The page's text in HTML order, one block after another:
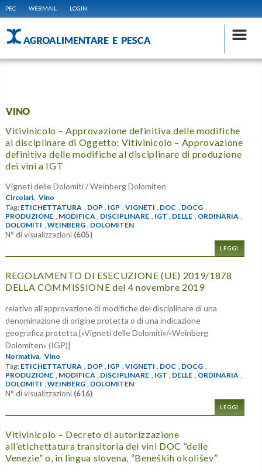
PEC WEBMAIL LOGIN
AGROALIMENTARE E PESCA
VINO
Vitivinicolo – Approvazione definitiva delle modifiche
al disciplinare di Oggetto: Vitivinicolo – Approvazione
definitiva delle modifiche al disciplinare di produzione
dei vini a IGT
Vigneti delle Dolomiti / Weinberg Dolomiten
Circolari, Vino
Tag: ETICHETTATURA , DOP , IGP , VIGNETI , DOC , DOCG ,
PRODUZIONE , MODIFICA , DISCIPLINARE , IGT , DELLE , ORDINARIA ,
DOLOMITI , WEINBERG , DOLOMITEN
N° di visualizzazioni (605)
LEGGI
REGOLAMENTO DI ESECUZIONE (UE) 2019/1878
DELLA COMMISSIONE del 4 novembre 2019
relativo all’approvazione di modifiche del disciplinare di una
denominazione di origine protetta o di una indicazione
geografica protetta [«Vigneti delle Dolomiti»/«Weinberg
Dolomiten» (IGP)]
Normativa, Vino
Tag: ETICHETTATURA DOP IGP VIGNETI DOC DOCG
PRODUZIONE
MODIFICA DISCIPLINARE IGT DELLE ORDINARIA
DOLOMITI
WEINBERG DOLOMITEN
N° di visualizzazioni (616)
LEGGI
Vitivinicolo – Decreto di autorizzazione
all’etichettatura transitoria dei vini DOC “delle
Venezie” o, in lingua slovena, “Beneških okolišev”